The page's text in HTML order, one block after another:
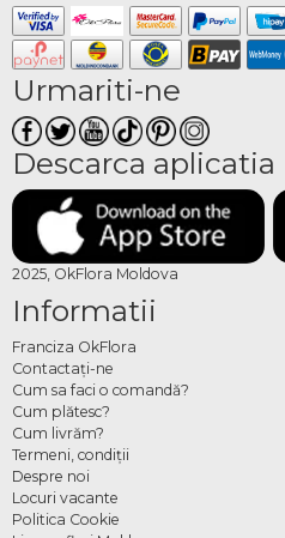
Urmariti-ne
Descarca aplicatia
2025, OkFlora Moldova
Informatii
Franciza OkFlora
Contactaţi-ne
Cum sa faci o comandă?
Cum plătesc?
Cum livrăm?
Termeni, condiţii
Despre noi
Locuri vacante
Politica Cookie